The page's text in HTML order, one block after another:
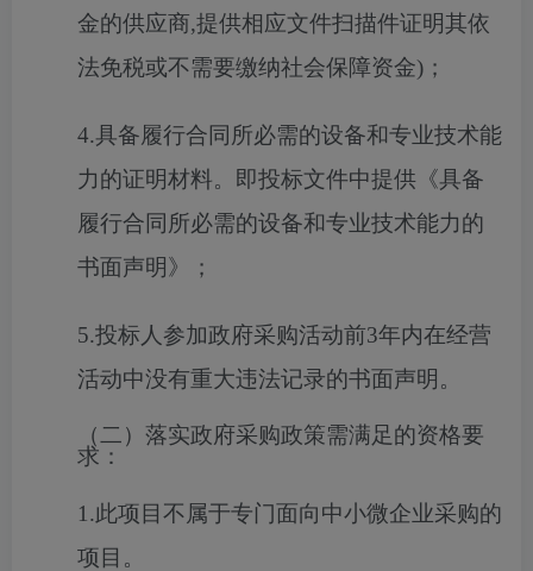
金的供应商,提供相应文件扫描件证明其依
法免税或不需要缴纳社会保障资金)；
4.具备履行合同所必需的设备和专业技术能
力的证明材料。即投标文件中提供《具备
履行合同所必需的设备和专业技术能力的
书面声明》；
5.投标人参加政府采购活动前3年内在经营
活动中没有重大违法记录的书面声明。
（二）落实政府采购政策需满足的资格要
求：
1.此项目不属于专门面向中小微企业采购的
项目。